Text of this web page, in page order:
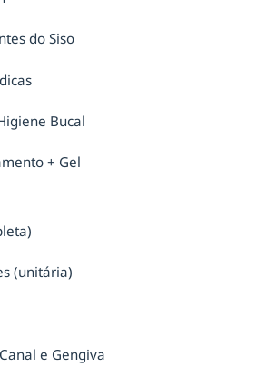
do Siso
Bucal
+ Gel
(unitária)
e Gengiva